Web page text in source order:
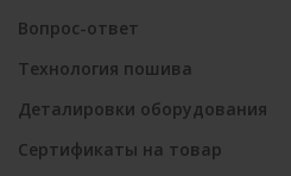
Вопрос-ответ
Технология пошива
Деталировки оборудования
Сертификаты на товар